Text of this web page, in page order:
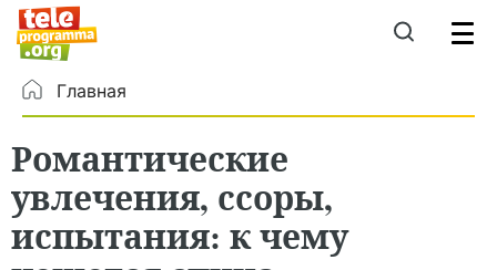
Главная
Романтические
увлечения, ссоры,
испытания: к чему